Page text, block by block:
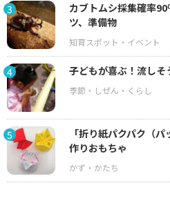
3
カブトムシ採集確率
ツ、準備物
4 子どもが喜ぶ！流し
5
「折り紙パクパク（
作りおもちゃ